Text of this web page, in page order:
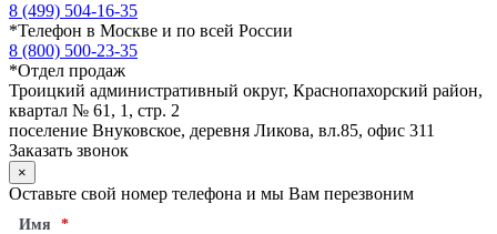
8 (499) 504-16-35
*Телефон в Москве и по всей России
8 (800) 500-23-35
*Отдел продаж
Троицкий административный округ, Краснопахорский район,
квартал № 61, 1, стр. 2
поселение Внуковское, деревня Ликова, вл.85, офис 311
Заказать звонок
×
Оставьте свой номер телефона и мы Вам перезвоним
Имя